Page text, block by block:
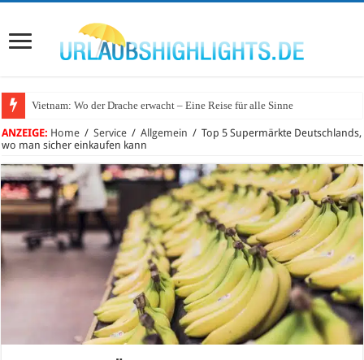
Vietnam: Wo der Drache erwacht – Eine Reise für alle Sinne
ANZEIGE: Home / Service / Allgemein / Top 5 Supermärkte Deutschlands,
wo man sicher einkaufen kann